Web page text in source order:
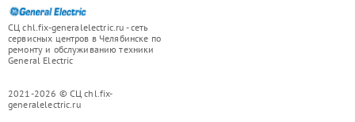
СЦ chl.fix-generalelectric.ru - сеть
сервисных центров в Челябинске по
ремонту и обслуживанию техники
General Electric
2021-2026 © СЦ chl.fix-
generalelectric.ru